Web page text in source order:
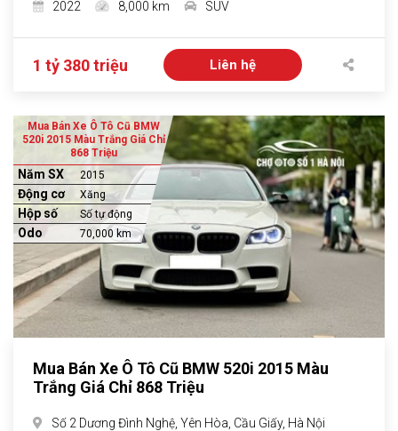
2022
8,000 km SUV
1 tỷ 380 triệu Liên hệ
Mua Bán Xe Ô Tô Cũ BMW
520i 2015 Màu Trắng Giá Chỉ
868 Triệu
Năm SX 2015
Động cơ Xăng
Hộp số Số tự động
Odo 70,000 km
Mua Bán Xe Ô Tô Cũ BMW 520i 2015 Màu
Trắng Giá Chỉ 868 Triệu
Số 2 Dương Đình Nghệ, Yên Hòa, Cầu Giấy, Hà Nội